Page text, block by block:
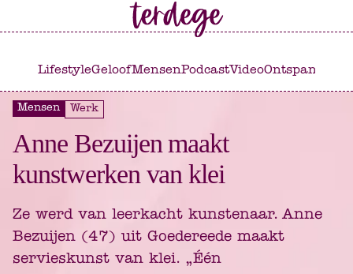
LifestyleGeloofMensenPodcastVideoOntspannen
Mensen Werk
Anne Bezuijen maakt
kunstwerken van klei
Ze werd van leerkacht kunstenaar. Anne
Bezuijen (47) uit Goedereede maakt
servieskunst van klei. „Één